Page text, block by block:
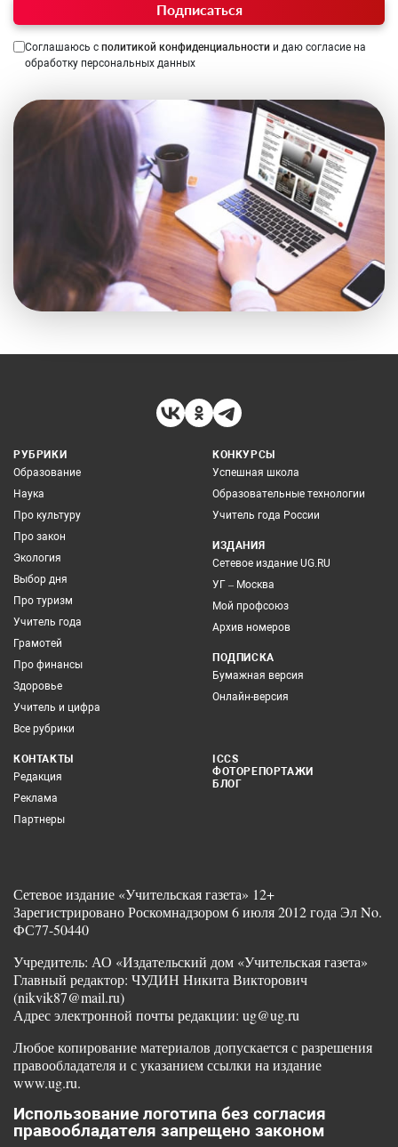
Подписаться
Соглашаюсь с политикой конфиденциальности и даю согласие на
обработку персональных данных
РУБРИКИ
Образование
Наука
Про культуру
Про закон
Экология
Выбор дня
Про туризм
Учитель года
Грамотей
Про финансы
Здоровье
Учитель и цифра
Все рубрики
КОНКУРСЫ
Успешная школа
Образовательные технологии
Учитель года России
ИЗДАНИЯ
Сетевое издание UG.RU
УГ – Москва
Мой профсоюз
Архив номеров
ПОДПИСКА
Бумажная версия
Онлайн-версия
КОНТАКТЫ
Редакция
Реклама
Партнеры
ICCS
ФОТОРЕПОРТАЖИ
БЛОГ
Сетевое издание «Учительская газета» 12+
Зарегистрировано Роскомнадзором 6 июля 2012 года Эл No.
ФС77-50440
Учредитель: АО «Издательский дом «Учительская газета»
Главный редактор: ЧУДИН Никита Викторович
(nikvik87@mail.ru)
Адрес электронной почты редакции: ug@ug.ru
Любое копирование материалов допускается с разрешения
правообладателя и с указанием ссылки на издание
www.ug.ru.
Использование логотипа без согласия
правообладателя запрещено законом